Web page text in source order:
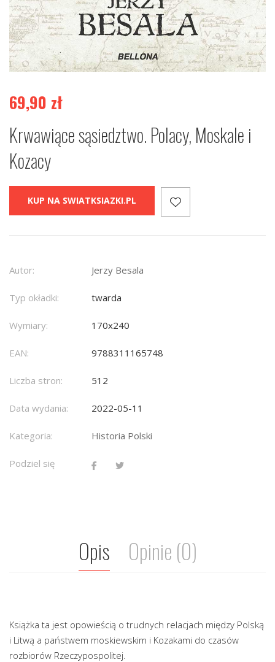
69,90 zł
Krwawiące sąsiedztwo. Polacy, Moskale i
Kozacy
KUP NA SWIATKSIAZKI.PL
Autor: Jerzy Besala
Typ okładki: twarda
Wymiary: 170x240
EAN: 9788311165748
Liczba stron: 512
Data wydania: 2022-05-11
Kategoria: Historia Polski
Podziel się
Opis Opinie (0)
Książka ta jest opowieścią o trudnych relacjach między Polską
i Litwą a państwem moskiewskim i Kozakami do czasów
rozbiorów Rzeczypospolitej.